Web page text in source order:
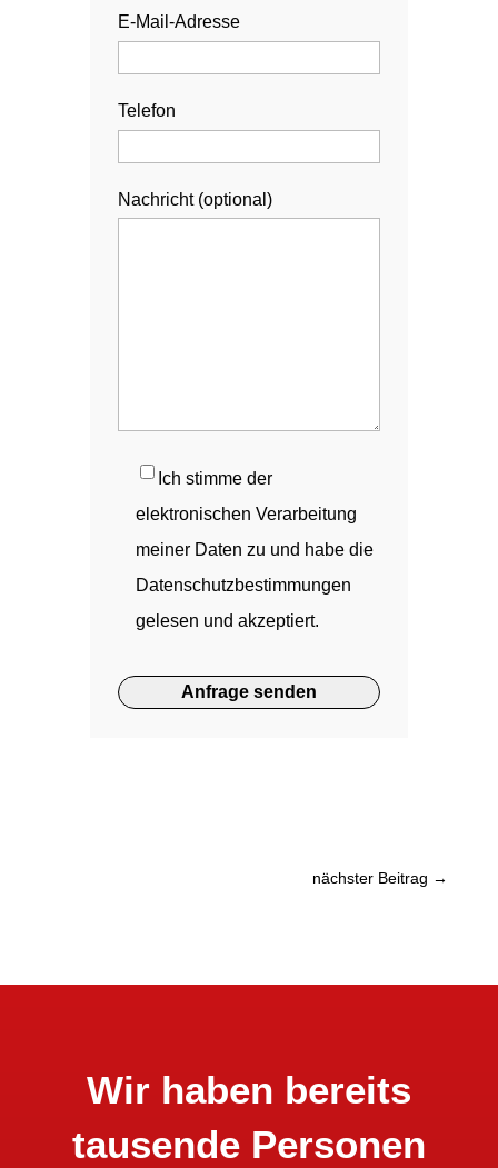
E-Mail-Adresse
Telefon
Nachricht (optional)
Ich stimme der
elektronischen Verarbeitung
meiner Daten zu und habe die
Datenschutzbestimmungen
gelesen und akzeptiert.
nächster Beitrag →
Wir haben bereits
tausende Personen